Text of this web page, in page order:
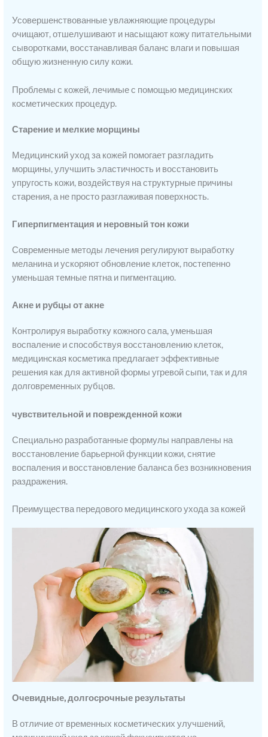
Усовершенствованные увлажняющие процедуры
очищают, отшелушивают и насыщают кожу питательными
сыворотками, восстанавливая баланс влаги и повышая
общую жизненную силу кожи.
Проблемы с кожей, лечимые с помощью медицинских
косметических процедур.
Старение и мелкие морщины
Медицинский уход за кожей помогает разгладить
морщины, улучшить эластичность и восстановить
упругость кожи, воздействуя на структурные причины
старения, а не просто разглаживая поверхность.
Гиперпигментация и неровный тон кожи
Современные методы лечения регулируют выработку
меланина и ускоряют обновление клеток, постепенно
уменьшая темные пятна и пигментацию.
Акне и рубцы от акне
Контролируя выработку кожного сала, уменьшая
воспаление и способствуя восстановлению клеток,
медицинская косметика предлагает эффективные
решения как для активной формы угревой сыпи, так и для
долговременных рубцов.
чувствительной и поврежденной кожи
Специально разработанные формулы направлены на
восстановление барьерной функции кожи, снятие
воспаления и восстановление баланса без возникновения
раздражения.
Преимущества передового медицинского ухода за кожей
Очевидные, долгосрочные результаты
В отличие от временных косметических улучшений,